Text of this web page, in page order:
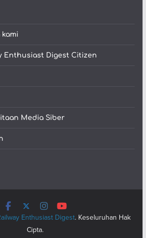
Enthusiast Digest Citizen
Media Siber
Enthusiast Digest. Keseluruhan Hak
Cipta.